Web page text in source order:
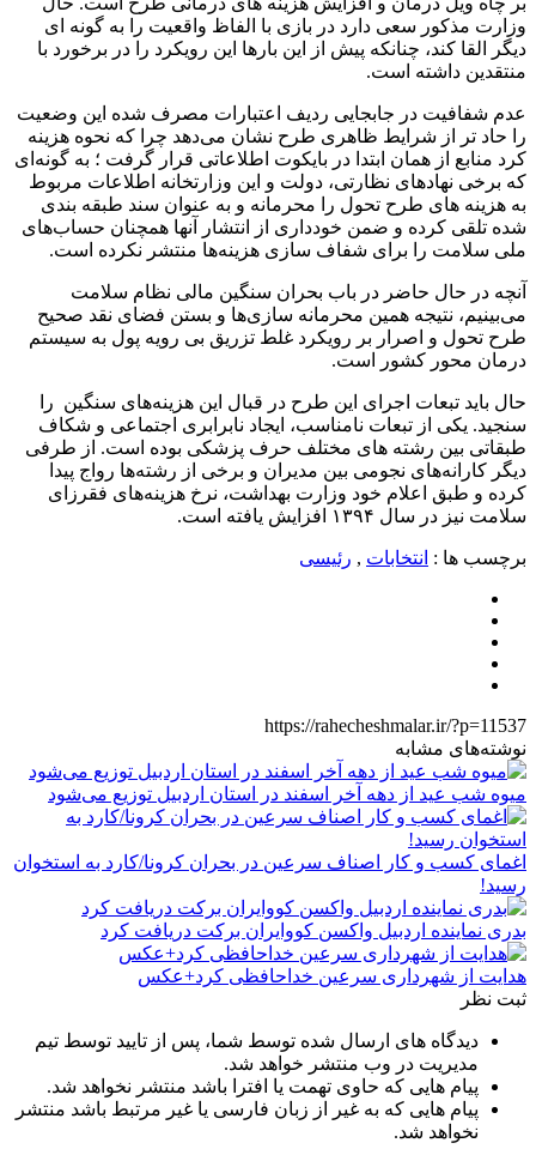
وزارت مذکور سعی دارد در بازی با الفاظ واقعیت را به گونه ای
دیگر القا کند، چنانکه پیش از این بارها این رویکرد را در برخورد با
منتقدین داشته است.
عدم شفافیت در جابجایی ردیف اعتبارات مصرف شده این وضعیت
را حاد تر از شرایط ظاهری طرح نشان می‌دهد چرا که نحوه هزینه
کرد منابع از همان ابتدا در بایکوت اطلاعاتی قرار گرفت ؛ به گونه‌ای
که برخی نهادهای نظارتی، دولت و این وزارتخانه اطلاعات مربوط
به هزینه های طرح تحول را محرمانه و به عنوان سند طبقه بندی
شده تلقی کرده و ضمن خودداری از انتشار آنها همچنان حساب‌های
ملی سلامت را برای شفاف سازی هزینه‌ها منتشر نکرده است.
آنچه در حال حاضر در باب بحران سنگین مالی نظام سلامت
می‌بینیم، نتیجه همین محرمانه سازی‌ها و بستن فضای نقد صحیح
طرح تحول و اصرار بر رویکرد غلط تزریق بی رویه پول به سیستم
درمان محور کشور است.
حال باید تبعات اجرای این طرح در قبال این هزینه‌های سنگین را
سنجید. یکی از تبعات نامناسب، ایجاد نابرابری اجتماعی و شکاف
طبقاتی بین رشته های مختلف حرف پزشکی بوده است. از طرفی
دیگر کارانه‌های نجومی بین مدیران و برخی از رشته‌ها رواج پیدا
کرده و طبق اعلام خود وزارت بهداشت، نرخ هزینه‌های فقرزای
سلامت نیز در سال ۱۳۹۴ افزایش یافته است.
برچسب ها : انتخابات , رئیسی
https://rahecheshmalar.ir/?p=11537
نوشته‌های مشابه
میوه شب عید از دهه آخر اسفند در استان اردبیل توزیع می‌شود
اغمای کسب و کار اصناف سرعین در بحران کرونا/کارد به استخوان
رسید!
بدری نماینده اردبیل واکسن کووایران برکت دریافت کرد
هدایت از شهرداری سرعین خداحافظی کرد+عکس
ثبت نظر
دیدگاه های ارسال شده توسط شما، پس از تایید توسط تیم
مدیریت در وب منتشر خواهد شد.
پیام هایی که حاوی تهمت یا افترا باشد منتشر نخواهد شد.
پیام هایی که به غیر از زبان فارسی یا غیر مرتبط باشد منتشر
نخواهد شد.